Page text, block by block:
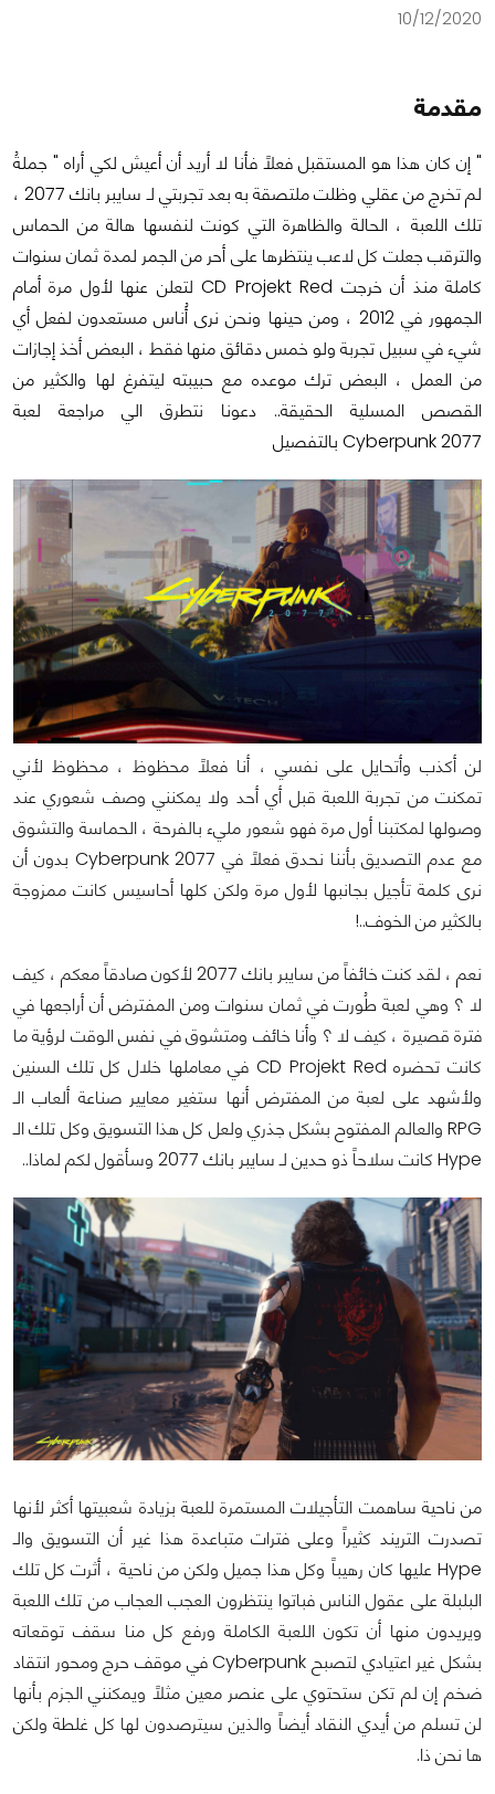
10/12/2020
مقدمة
" إن كان هذا هو المستقبل فعلاً فأنا لا أريد أن أعيش لكي أراه " جملةُ
لم تخرج من عقلي وظلت ملتصقة به بعد تجربتي لـ سايبر بانك 2077 ،
تلك اللعبة ، الحالة والظاهرة التي كونت لنفسها هالة من الحماس
والترقب جعلت كل لاعب ينتظرها على أحر من الجمر لمدة ثمان سنوات
كاملة منذ أن خرجت CD Projekt Red لتعلن عنها لأول مرة أمام
الجمهور في 2012 ، ومن حينها ونحن نرى أُناس مستعدون لفعل أي
شيء في سبيل تجربة ولو خمس دقائق منها فقط ، البعض أخذ إجازات
من العمل ، البعض ترك موعده مع حبيبته ليتفرغ لها والكثير من
القصص المسلية الحقيقة.. دعونا نتطرق الي مراجعة لعبة
Cyberpunk 2077 بالتفصيل
لن أكذب وأتحايل على نفسي ، أنا فعلاً محظوظ ، محظوظ لأني
تمكنت من تجربة اللعبة قبل أي أحد ولا يمكنني وصف شعوري عند
وصولها لمكتبنا أول مرة فهو شعور مليء بالفرحة ، الحماسة والتشوق
مع عدم التصديق بأننا نحدق فعلاً في Cyberpunk 2077 بدون أن
نرى كلمة تأجيل بجانبها لأول مرة ولكن كلها أحاسيس كانت ممزوجة
بالكثير من الخوف..!
نعم ، لقد كنت خائفاً من سايبر بانك 2077 لأكون صادقاً معكم ، كيف
لا ؟ وهي لعبة طُورت في ثمان سنوات ومن المفترض أن أراجعها في
فترة قصيرة ، كيف لا ؟ وأنا خائف ومتشوق في نفس الوقت لرؤية ما
كانت تحضره CD Projekt Red في معاملها خلال كل تلك السنين
ولأشهد على لعبة من المفترض أنها ستغير معايير صناعة ألعاب الـ
RPG والعالم المفتوح بشكل جذري ولعل كل هذا التسويق وكل تلك الـ
Hype كانت سلاحاً ذو حدين لـ سايبر بانك 2077 وسأقول لكم لماذا..
من ناحية ساهمت التأجيلات المستمرة للعبة بزيادة شعبيتها أكثر لأنها
تصدرت التريند كثيراً وعلى فترات متباعدة هذا غير أن التسويق والـ
Hype عليها كان رهيباً وكل هذا جميل ولكن من ناحية ، أثرت كل تلك
البلبلة على عقول الناس فباتوا ينتظرون العجب العجاب من تلك اللعبة
ويريدون منها أن تكون اللعبة الكاملة ورفع كل منا سقف توقعاته
بشكل غير اعتيادي لتصبح Cyberpunk في موقف حرج ومحور انتقاد
ضخم إن لم تكن ستحتوي على عنصر معين مثلاً ويمكنني الجزم بأنها
لن تسلم من أيدي النقاد أيضاً والذين سيترصدون لها كل غلطة ولكن
ها نحن ذا.